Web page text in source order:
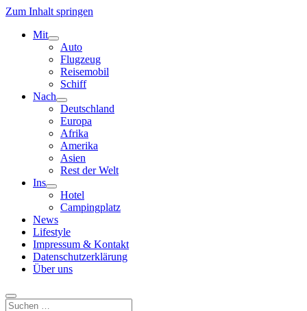
Zum Inhalt springen
Mit
Menü
öffnen
Auto
Flugzeug
Reisemobil
Schiff
Nach
Menü
öffnen
Deutschland
Europa
Afrika
Amerika
Asien
Rest der Welt
Ins
Menü
öffnen
Hotel
Campingplatz
News
Lifestyle
Impressum & Kontakt
Datenschutzerklärung
Über uns
Suchen